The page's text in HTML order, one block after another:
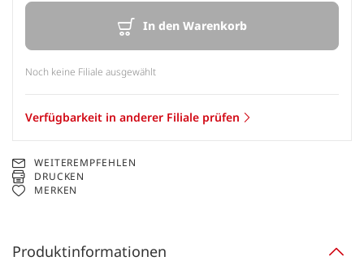
In den Warenkorb
Noch keine Filiale ausgewählt
Verfügbarkeit in anderer Filiale prüfen
WEITEREMPFEHLEN
DRUCKEN
MERKEN
Produktinformationen